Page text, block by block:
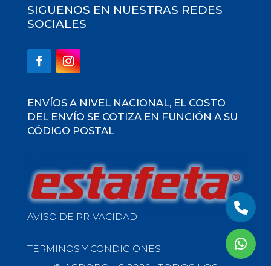
SIGUENOS EN NUESTRAS REDES
SOCIALES
ENVÍOS A NIVEL NACIONAL, EL COSTO
DEL ENVÍO SE COTIZA EN FUNCIÓN A SU
CÓDIGO POSTAL
AVISO DE PRIVACIDAD
TERMINOS Y CONDICIONES